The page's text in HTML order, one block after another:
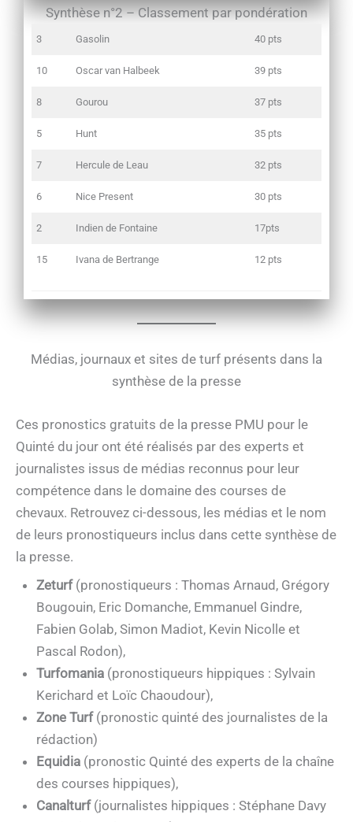
Synthèse n°2 – Classement par pondération
3 Gasolin 40 pts
10 Oscar van Halbeek 39 pts
8 Gourou 37 pts
5 Hunt 35 pts
7 Hercule de Leau 32 pts
6 Nice Present 30 pts
2 Indien de Fontaine 17pts
15 Ivana de Bertrange 12 pts
Médias, journaux et sites de turf présents dans la
synthèse de la presse
Ces pronostics gratuits de la presse PMU pour le
Quinté du jour ont été réalisés par des experts et
journalistes issus de médias reconnus pour leur
compétence dans le domaine des courses de
chevaux. Retrouvez ci-dessous, les médias et le nom
de leurs pronostiqueurs inclus dans cette synthèse de
la presse.
Zeturf(pronostiqueurs : Thomas Arnaud, Grégory
Bougouin, Eric Domanche, Emmanuel Gindre,
Fabien Golab, Simon Madiot, Kevin Nicolle et
Pascal Rodon),
Turfomania(pronostiqueurs hippiques : Sylvain
Kerichard et Loïc Chaoudour),
Zone Turf(pronostic quinté des journalistes de la
rédaction)
Equidia (pronostic Quinté des experts de la chaîne
des courses hippiques),
Canalturf(journalistes hippiques : Stéphane Davy